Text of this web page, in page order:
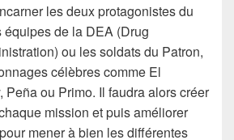
les deux protagonistes du
de la DEA (Drug
ou les soldats du Patron,
célèbres comme El
Peña ou Primo. Il faudra alors créer
mission et puis améliorer
mener à bien les différentes